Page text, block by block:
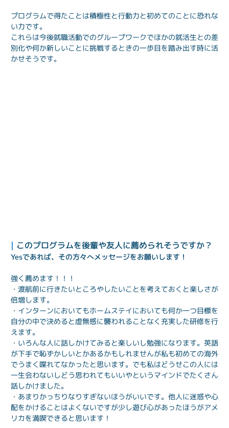
プログラムで得たことは積極性と行動力と初めてのことに恐れな
い力です。
これらは今後就職活動でのグループワークでほかの就活生との差
別化や何か新しいことに挑戦するときの一歩目を踏み出す時に活
かせそうです。
| このプログラムを後輩や友人に薦められそうですか？
Yesであれば、その方々へメッセージをお願いします！
強く薦めます！！！
・渡航前に行きたいところやしたいことを考えておくと楽しさが
倍増します。
・インターンにおいてもホームステイにおいても何か一つ目標を
自分の中で決めると虚無感に襲われることなく充実した研修を行
えます。
・いろんな人に話しかけてみると楽しいし勉強になります。英語
が下手で恥ずかしいとかあるかもしれませんが私も初めての海外
でうまく喋れてなかったと思います。でも私はどうせこの人には
一生会わないしどう思われてもいいやというマインドでたくさん
話しかけました。
・あまりかっちりなりすぎないほうがいいです。他人に迷惑や心
配をかけることはよくないですが少し遊び心があったほうがアメ
リカを満喫できると思います！